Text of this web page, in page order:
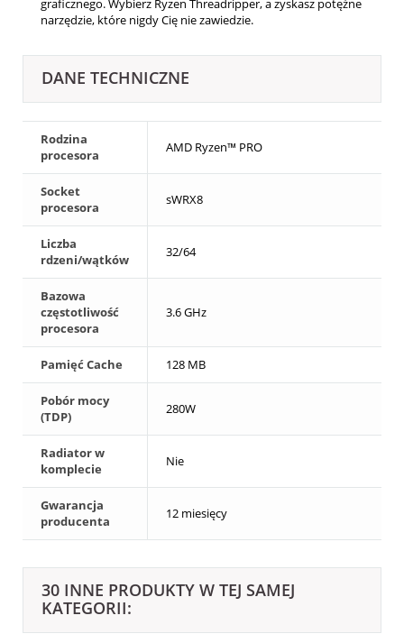
narzędzie, które nigdy Cię nie zawiedzie.
DANE TECHNICZNE
Rodzina
procesora
AMD Ryzen™ PRO
Socket
procesora
sWRX8
Liczba
rdzeni/wątków
32/64
Bazowa
częstotliwość
procesora
3.6 GHz
Pamięć Cache 128 MB
Pobór mocy
(TDP)
280W
Radiator w
komplecie
Nie
Gwarancja
producenta
12 miesięcy
30 INNE PRODUKTY W TEJ SAMEJ
KATEGORII: